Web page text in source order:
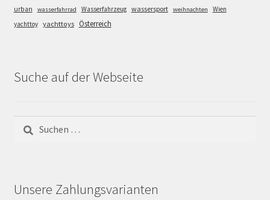
urban wasserfahrrad Wasserfahrzeug wassersport weihnachten
Wien
yachttoy yachttoys Österreich
Suche auf der Webseite
nach:
Unsere Zahlungsvarianten